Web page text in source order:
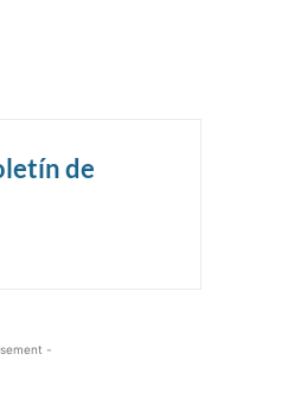
de
-